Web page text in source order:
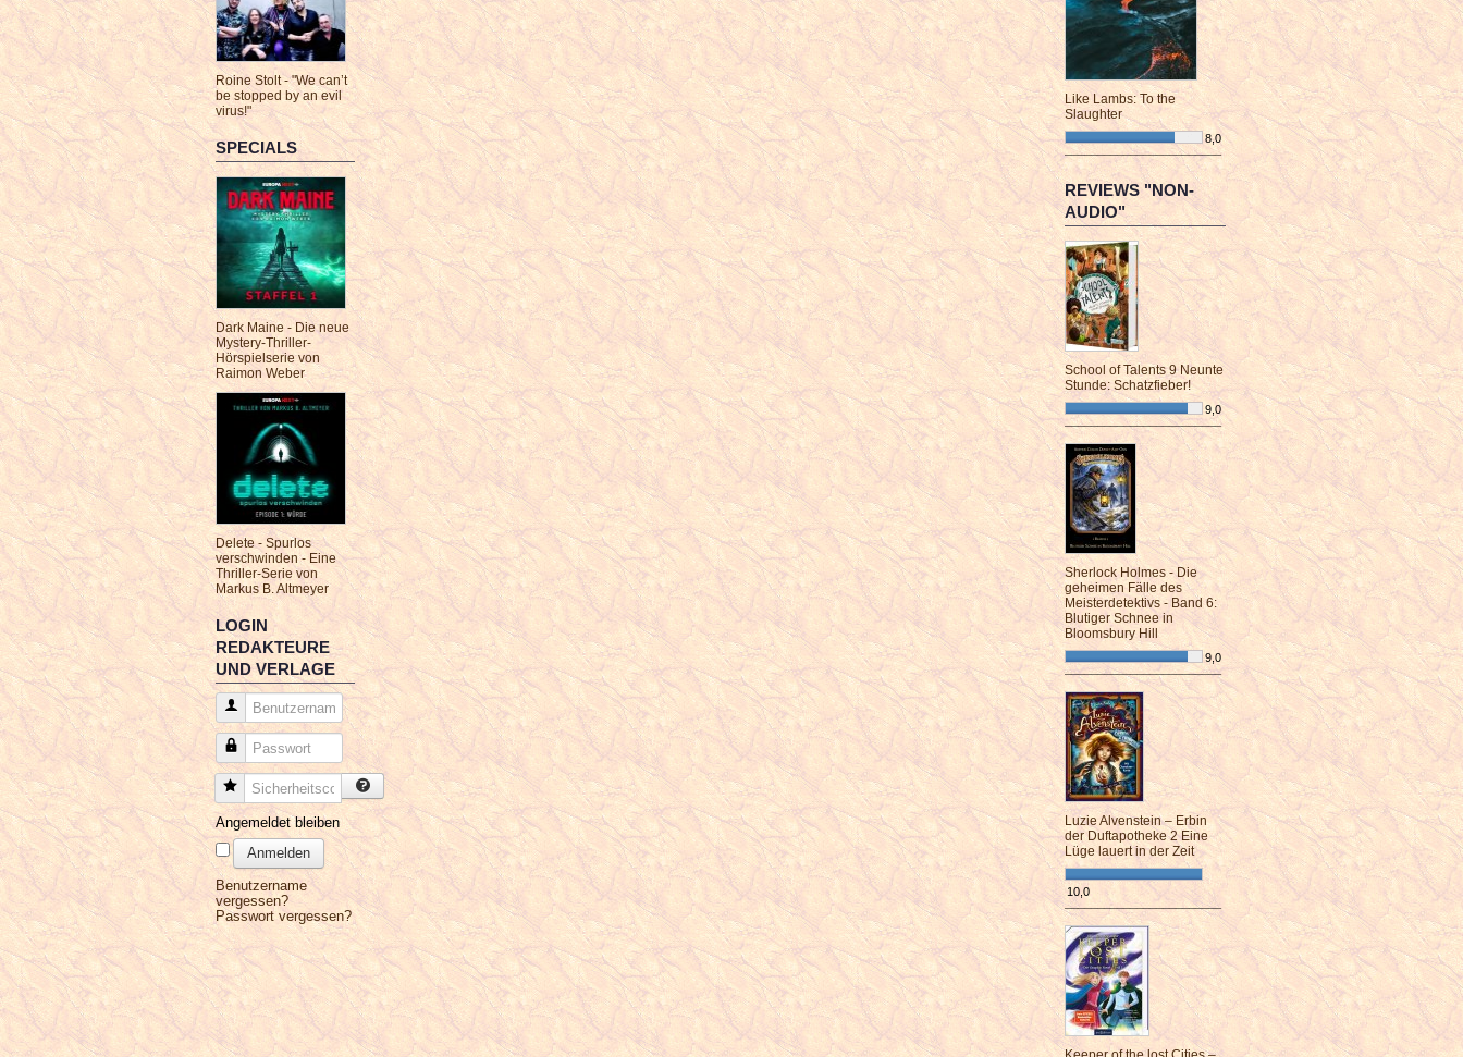
Roine Stolt - "We can’t
be stopped by an evil
virus!"
SPECIALS
Dark Maine - Die neue
Mystery-Thriller-
Hörspielserie von
Raimon Weber
Delete - Spurlos
verschwinden - Eine
Thriller-Serie von
Markus B. Altmeyer
LOGIN
REDAKTEURE
UND VERLAGE
Benutzername
Passwort
Sicherheitscode
Angemeldet bleiben
Anmelden
Benutzername
vergessen?
Passwort vergessen?
Like Lambs: To the
Slaughter
8,0
¯¯¯¯¯¯¯¯¯¯¯¯¯¯¯¯¯¯¯¯¯¯¯¯
REVIEWS "NON-
AUDIO"
School of Talents 9 Neunte
Stunde: Schatzfieber!
9,0
¯¯¯¯¯¯¯¯¯¯¯¯¯¯¯¯¯¯¯¯¯¯¯¯
Sherlock Holmes - Die
geheimen Fälle des
Meisterdetektivs - Band 6:
Blutiger Schnee in
Bloomsbury Hill
9,0
¯¯¯¯¯¯¯¯¯¯¯¯¯¯¯¯¯¯¯¯¯¯¯¯
Luzie Alvenstein – Erbin
der Duftapotheke 2 Eine
Lüge lauert in der Zeit
10,0
¯¯¯¯¯¯¯¯¯¯¯¯¯¯¯¯¯¯¯¯¯¯¯¯